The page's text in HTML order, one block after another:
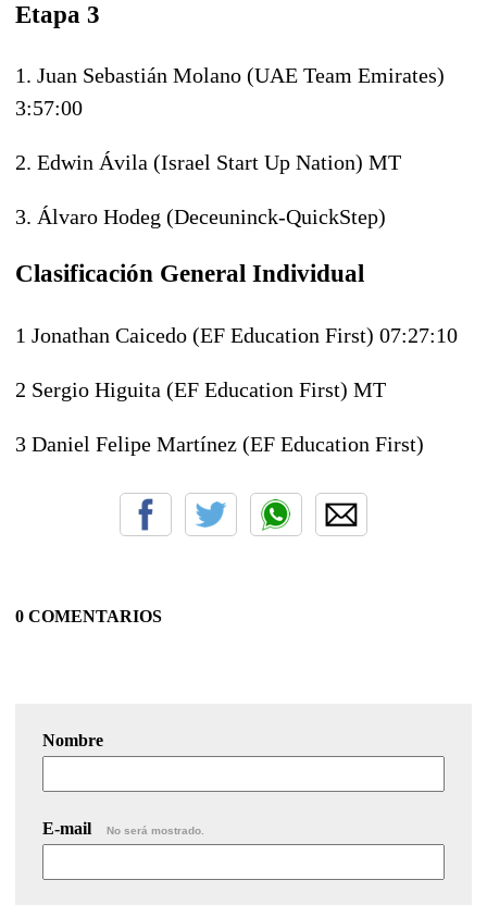
Etapa 3
1. Juan Sebastián Molano (UAE Team Emirates)
3:57:00
2. Edwin Ávila (Israel Start Up Nation) MT
3. Álvaro Hodeg (Deceuninck-QuickStep)
Clasificación General Individual
1 Jonathan Caicedo (EF Education First) 07:27:10
2 Sergio Higuita (EF Education First) MT
3 Daniel Felipe Martínez (EF Education First)
0 COMENTARIOS
Nombre
E-mail No será mostrado.